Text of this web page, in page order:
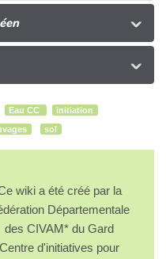
Eau CC
initiation
sol
wiki a été créé par la
Départementale
des CIVAM* du Gard
Centre d'initiatives pour